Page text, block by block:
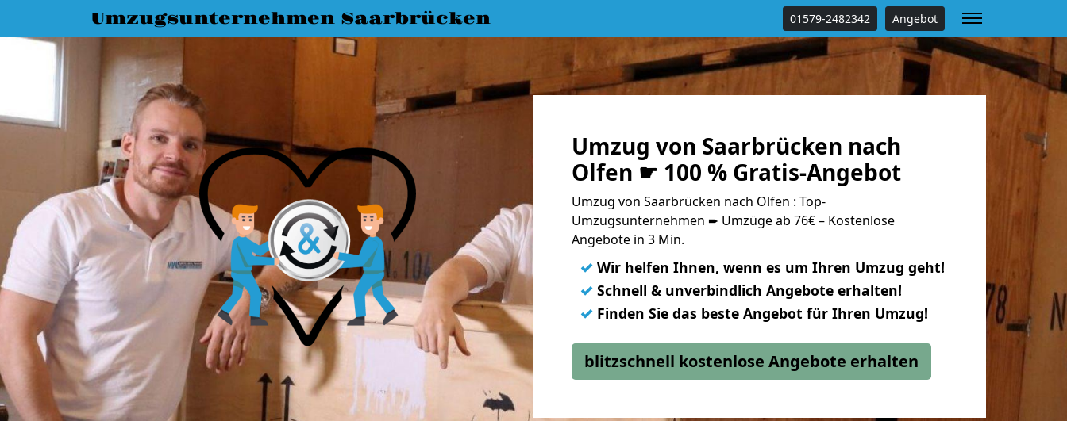
Umzugsunternehmen Saarbrücken 01579-2482342 Angebot
Umzug von Saarbrücken nach
Olfen ☛ 100 % Gratis-Angebot
Umzug von Saarbrücken nach Olfen : Top-
Umzugsunternehmen ➨ Umzüge ab 76€ – Kostenlose
Angebote in 3 Min.
✓ Wir helfen Ihnen, wenn es um Ihren Umzug geht!
✓ Schnell & unverbindlich Angebote erhalten!
✓ Finden Sie das beste Angebot für Ihren Umzug!
blitzschnell kostenlose Angebote erhalten